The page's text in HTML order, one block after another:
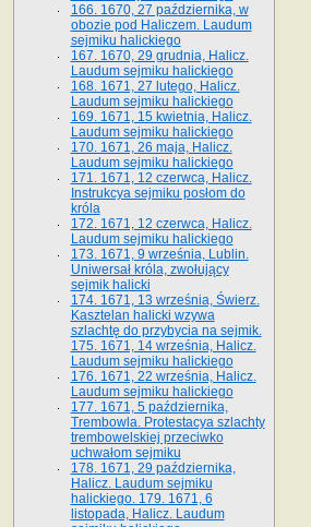
166. 1670, 27 października, w
obozie pod Haliczem. Laudum
sejmiku halickiego
167. 1670, 29 grudnia, Halicz.
Laudum sejmiku halickiego
168. 1671, 27 lutego, Halicz.
Laudum sejmiku halickiego
169. 1671, 15 kwietnia, Halicz.
Laudum sejmiku halickiego
170. 1671, 26 maja, Halicz.
Laudum sejmiku halickiego
171. 1671, 12 czerwca, Halicz.
Instrukcya sejmiku posłom do
króla
172. 1671, 12 czerwca, Halicz.
Laudum sejmiku halickiego
173. 1671, 9 września, Lublin.
Uniwersał króla, zwołujący
sejmik halicki
174. 1671, 13 września, Świerz.
Kasztelan halicki wzywa
szlachtę do przybycia na sejmik.
175. 1671, 14 września, Halicz.
Laudum sejmiku halickiego
176. 1671, 22 września, Halicz.
Laudum sejmiku halickiego
177. 1671, 5 października,
Trembowla. Protestacya szlachty
trembowelskiej przeciwko
uchwałom sejmiku
178. 1671, 29 października,
Halicz. Laudum sejmiku
halickiego. 179. 1671, 6
listopada, Halicz. Laudum